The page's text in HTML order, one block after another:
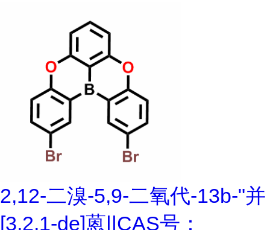
2,12-二溴-5,9-二氧代-13b-"并
[3,2,1-de]蒽||CAS号：